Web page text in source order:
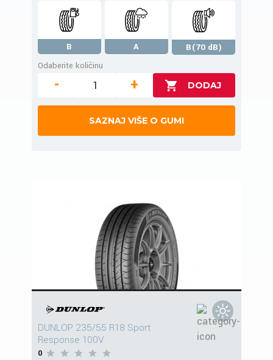
B A
B(70 dB)
Odaberite količinu
- +
SAZNAJ VIŠE O GUMI
DUNLOP 235/55 R18 Sport
Response 100V
0